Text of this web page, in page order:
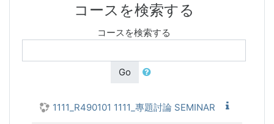
コースを検索する
コースを検索する
Go
1111_R490101 1111_專題討論 SEMINAR